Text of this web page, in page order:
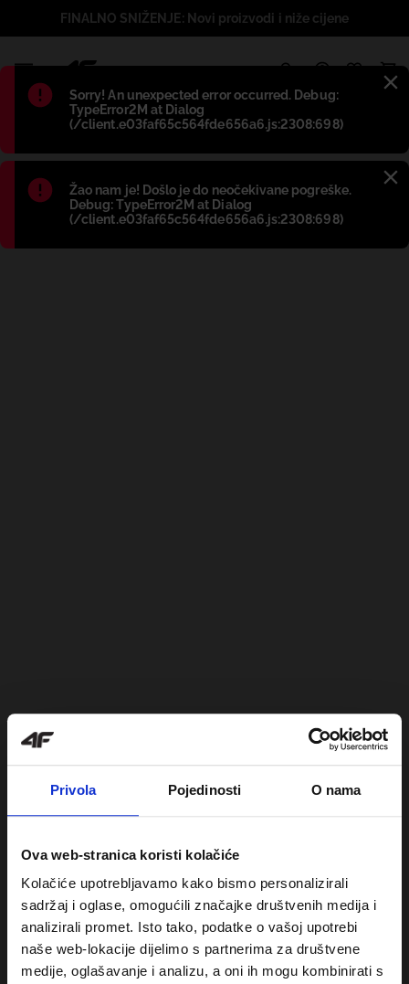
Privola Pojedinosti O nama
Ova web-stranica koristi kolačiće
Kolačiće upotrebljavamo kako bismo personalizirali
sadržaj i oglase, omogućili značajke društvenih medija i
analizirali promet. Isto tako, podatke o vašoj upotrebi
naše web-lokacije dijelimo s partnerima za društvene
medije, oglašavanje i analizu, a oni ih mogu kombinirati s
Błąd:
Sorry! An unexpected error occurred. Debug:
TypeError2M at Dialog
(/client.e03faf65c564fde656a6.js:2308:698)
Błąd:
Žao nam je! Došlo je do neočekivane pogreške.
Debug: TypeError2M at Dialog
(/client.e03faf65c564fde656a6.js:2308:698)
FINALNO SNIŽENJE: Novi proizvodi i niže cijene